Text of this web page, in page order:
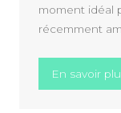
moment idéal
récemment
En savoir